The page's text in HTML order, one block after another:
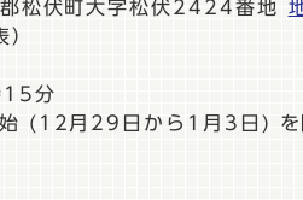
松伏町大字松伏2424番地
）
15分
(12月29日から1月3日) を